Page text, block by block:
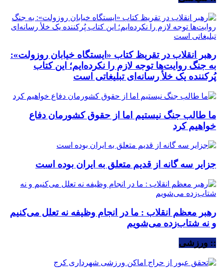
رهبر انقلاب در تقریظ کتاب «ایستگاه خیابان روزولت»:
به جنگ روایت‌ها توجه لازم را نکرده‌ایم؛ این کتاب
پُرکننده‌ یک خلأ رسانه‌ای تبلیغاتی است
ما طالب جنگ نیستیم اما از حقوق کشورمان دفاع
خواهیم کرد
جزایر سه گانه از قدیم متعلق به ایران بوده است
رهبر معظم انقلاب : ما در انجام وظیفه نه تعلل می‌کنیم
و نه شتاب‌زده می‌شویم
:: ورزشی